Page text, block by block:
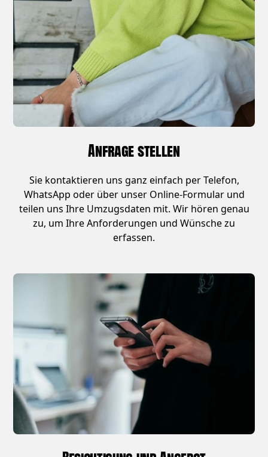
Anfrage stellen
Sie kontaktieren uns ganz einfach per Telefon,
WhatsApp oder über unser Online-Formular und
teilen uns Ihre Umzugsdaten mit. Wir hören genau
zu, um Ihre Anforderungen und Wünsche zu
erfassen.